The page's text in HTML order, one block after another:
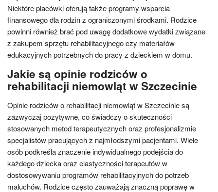
Niektóre placówki oferują także programy wsparcia
finansowego dla rodzin z ograniczonymi środkami. Rodzice
powinni również brać pod uwagę dodatkowe wydatki związane
z zakupem sprzętu rehabilitacyjnego czy materiałów
edukacyjnych potrzebnych do pracy z dzieckiem w domu.
Jakie są opinie rodziców o
rehabilitacji niemowląt w Szczecinie
Opinie rodziców o rehabilitacji niemowląt w Szczecinie są
zazwyczaj pozytywne, co świadczy o skuteczności
stosowanych metod terapeutycznych oraz profesjonalizmie
specjalistów pracujących z najmłodszymi pacjentami. Wiele
osób podkreśla znaczenie indywidualnego podejścia do
każdego dziecka oraz elastyczności terapeutów w
dostosowywaniu programów rehabilitacyjnych do potrzeb
maluchów. Rodzice często zauważają znaczną poprawę w